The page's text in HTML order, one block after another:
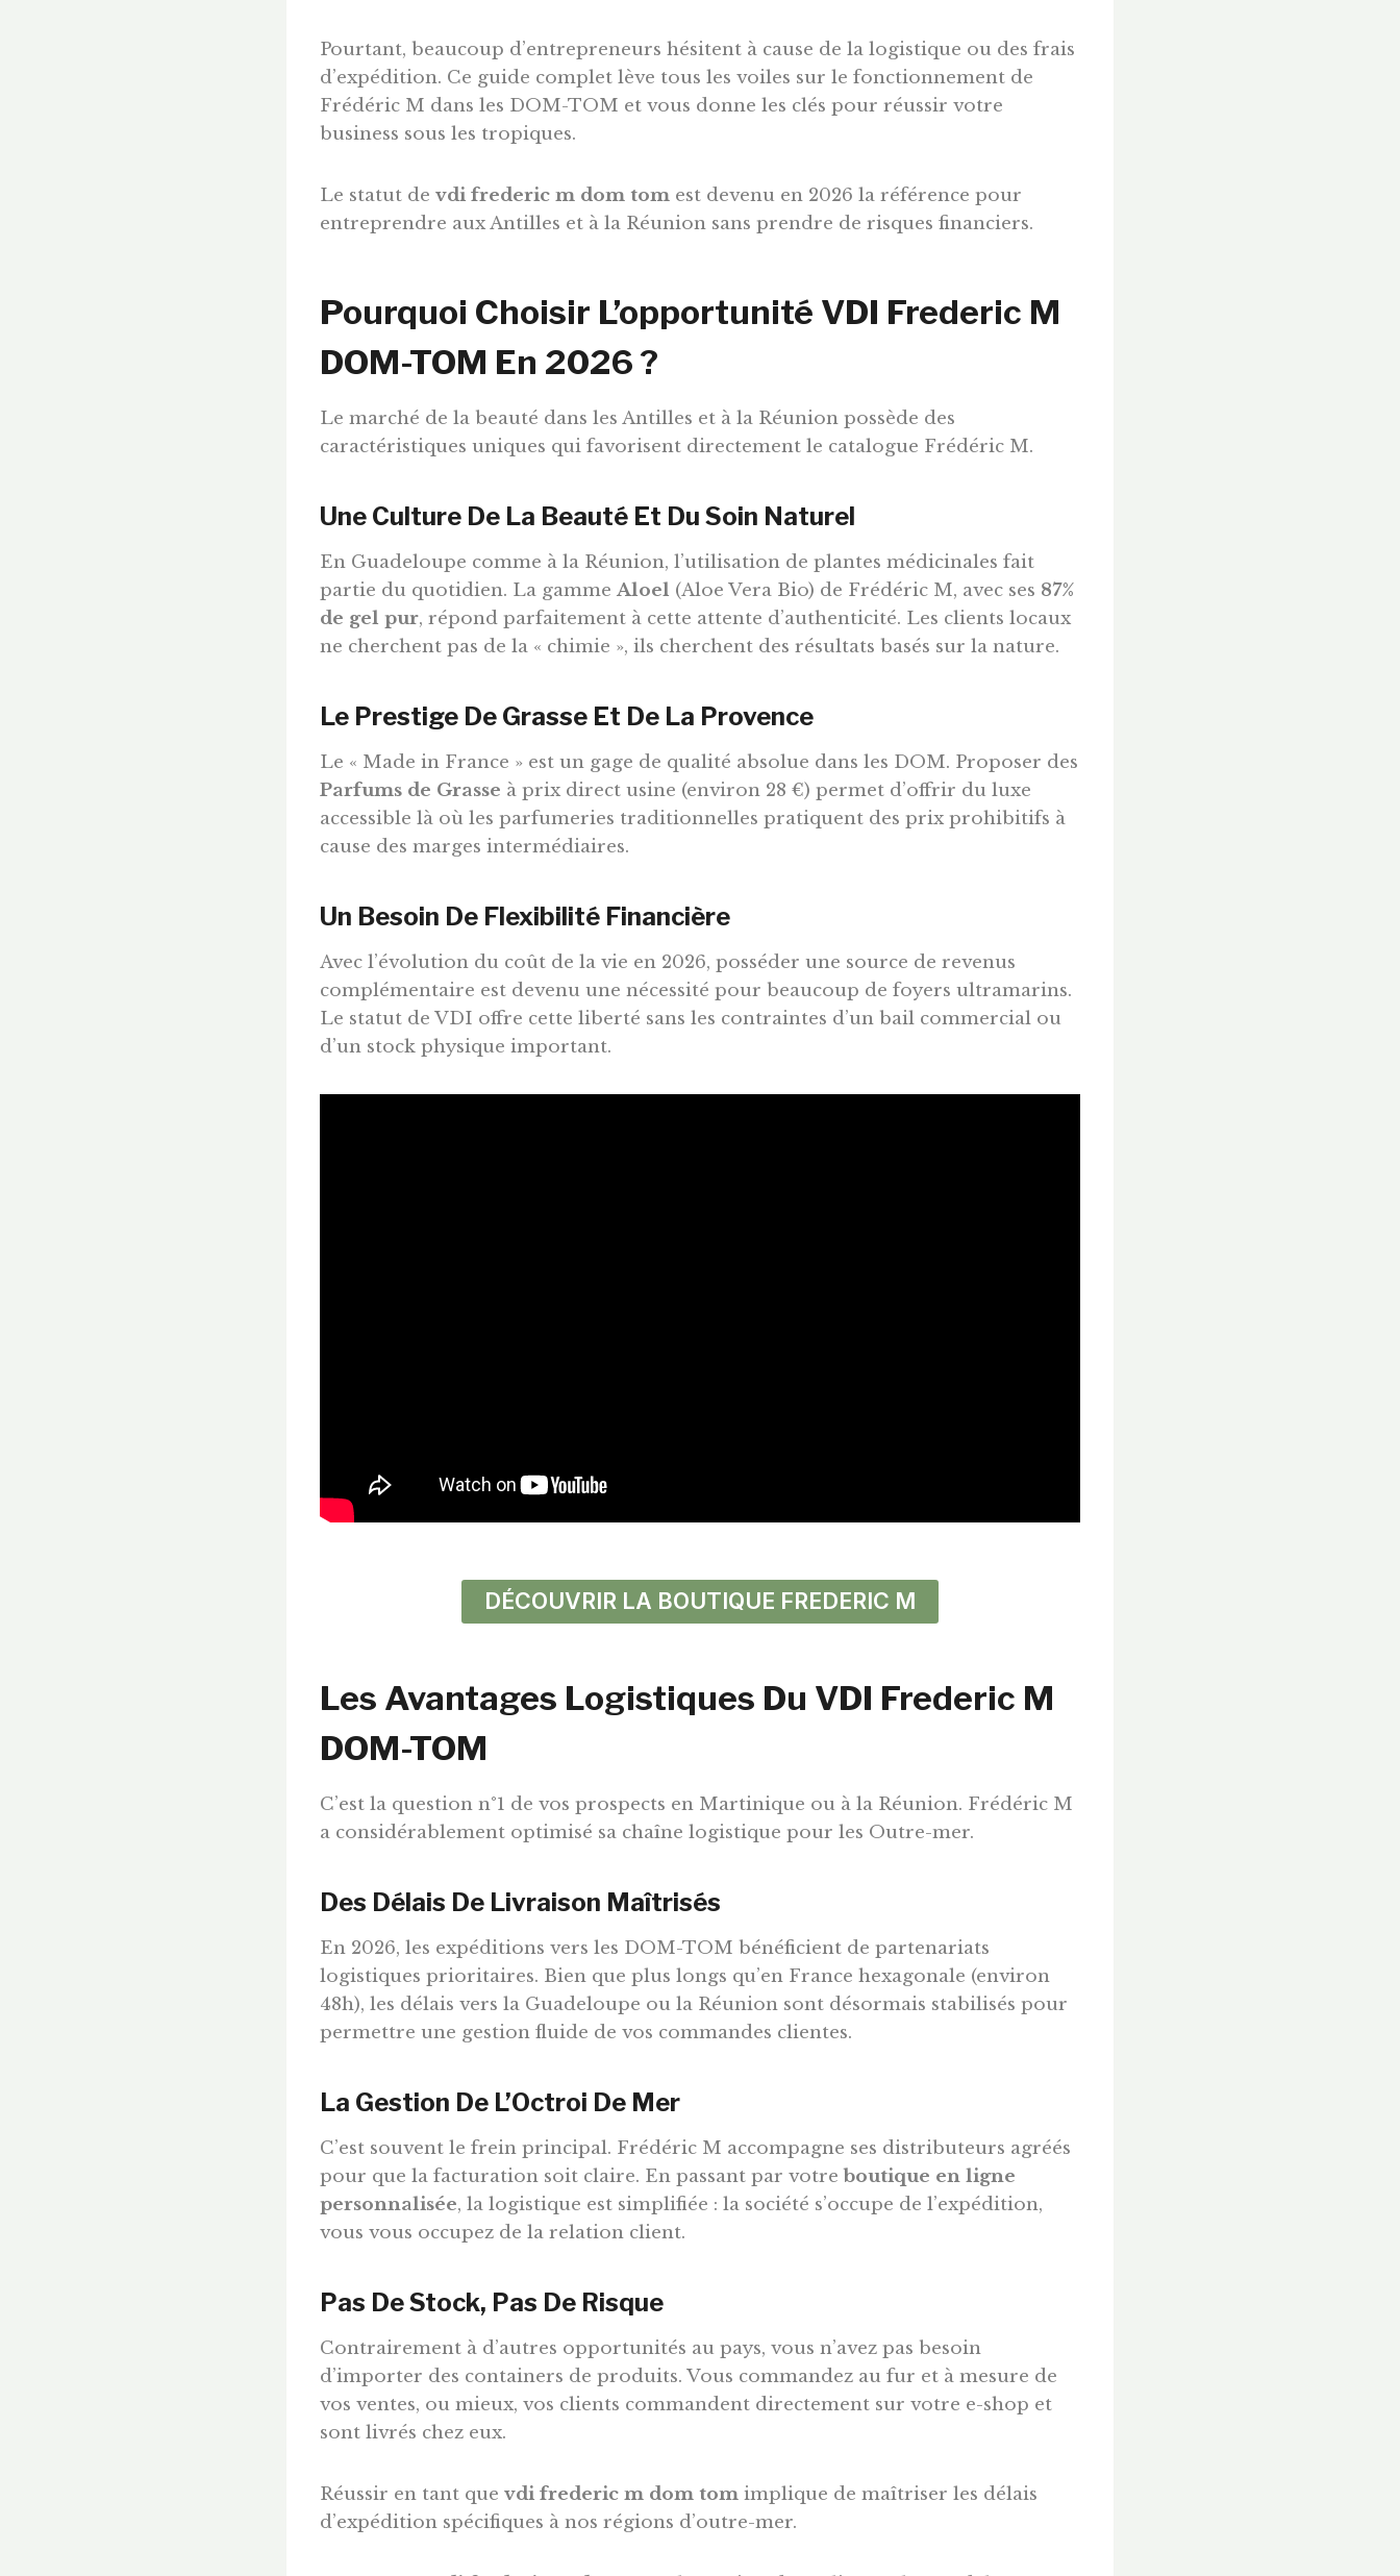
Pourtant, beaucoup d’entrepreneurs hésitent à cause de la logistique ou des frais
d’expédition. Ce guide complet lève tous les voiles sur le fonctionnement de
Frédéric M dans les DOM-TOM et vous donne les clés pour réussir votre
business sous les tropiques.
Le statut de vdi frederic m dom tom est devenu en 2026 la référence pour
entreprendre aux Antilles et à la Réunion sans prendre de risques financiers.
Pourquoi Choisir L’opportunité VDI Frederic M
DOM-TOM En 2026 ?
Le marché de la beauté dans les Antilles et à la Réunion possède des
caractéristiques uniques qui favorisent directement le catalogue Frédéric M.
Une Culture De La Beauté Et Du Soin Naturel
En Guadeloupe comme à la Réunion, l’utilisation de plantes médicinales fait
partie du quotidien. La gamme Aloel (Aloe Vera Bio) de Frédéric M, avec ses 87%
de gel pur, répond parfaitement à cette attente d’authenticité. Les clients locaux
ne cherchent pas de la « chimie », ils cherchent des résultats basés sur la nature.
Le Prestige De Grasse Et De La Provence
Le « Made in France » est un gage de qualité absolue dans les DOM. Proposer des
Parfums de Grasse à prix direct usine (environ 28 €) permet d’offrir du luxe
accessible là où les parfumeries traditionnelles pratiquent des prix prohibitifs à
cause des marges intermédiaires.
Un Besoin De Flexibilité Financière
Avec l’évolution du coût de la vie en 2026, posséder une source de revenus
complémentaire est devenu une nécessité pour beaucoup de foyers ultramarins.
Le statut de VDI offre cette liberté sans les contraintes d’un bail commercial ou
d’un stock physique important.
DÉCOUVRIR LA BOUTIQUE FREDERIC M
Les Avantages Logistiques Du VDI Frederic M
DOM-TOM
C’est la question n°1 de vos prospects en Martinique ou à la Réunion. Frédéric M
a considérablement optimisé sa chaîne logistique pour les Outre-mer.
Des Délais De Livraison Maîtrisés
En 2026, les expéditions vers les DOM-TOM bénéficient de partenariats
logistiques prioritaires. Bien que plus longs qu’en France hexagonale (environ
48h), les délais vers la Guadeloupe ou la Réunion sont désormais stabilisés pour
permettre une gestion fluide de vos commandes clientes.
La Gestion De L’Octroi De Mer
C’est souvent le frein principal. Frédéric M accompagne ses distributeurs agréés
pour que la facturation soit claire. En passant par votreboutique en ligne
personnalisée, la logistique est simplifiée : la société s’occupe de l’expédition,
vous vous occupez de la relation client.
Pas De Stock, Pas De Risque
Contrairement à d’autres opportunités au pays, vous n’avez pas besoin
d’importer des containers de produits. Vous commandez au fur et à mesure de
vos ventes, ou mieux, vos clients commandent directement sur votre e-shop et
sont livrés chez eux.
Réussir en tant que vdi frederic m dom tom implique de maîtriser les délais
d’expédition spécifiques à nos régions d’outre-mer.